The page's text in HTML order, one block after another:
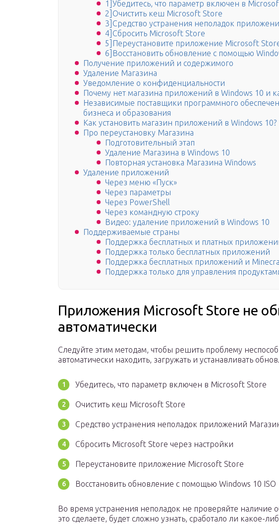
1]Убедитесь, что параметр включен в
2]Очистить кеш Microsoft Store
3]Средство устранения неполадок
4]Сбросить Microsoft Store
5]Переустановите приложение Microsoft
6]Восстановить обновление с помощью
Получение приложений и содержимого
Удаление Магазина
Уведомление о конфиденциальности
Почему нет магазина приложений в Windows 10 и
Независимые поставщики программного
бизнеса и образования
Как установить магазин приложений в Windows 10?
Про переустановку Магазина
Подготовительный этап
Удаление Магазина в Windows 10
Повторная установка Магазина Windows
Удаление приложений
Через меню «Пуск»
Через параметры
Через PowerShell
Через командную строку
Видео: удаление приложений в Windows 10
Поддерживаемые страны
Поддержка бесплатных и платных
Поддержка только бесплатных приложений
Поддержка бесплатных приложений и
Поддержка только для управления
Приложения Microsoft Store не
автоматически
Следуйте этим методам, чтобы решить проблему
автоматически находить, загружать и устанавливать
Убедитесь, что параметр включен в Microsoft Store
Очистить кеш Microsoft Store
Средство устранения неполадок приложений
Сбросить Microsoft Store через настройки
Переустановите приложение Microsoft Store
Восстановить обновление с помощью Windows 10 ISO
Во время устранения неполадок не проверяйте наличие
это сделаете, будет сложно узнать, сработало ли какое-